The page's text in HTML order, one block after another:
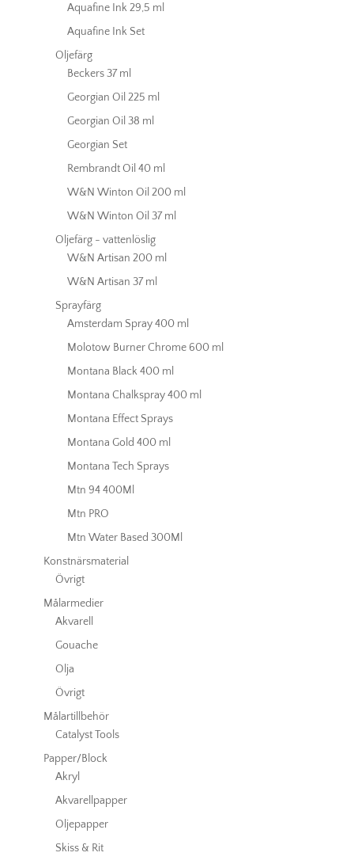
Aquafine Ink 29,5 ml
Aquafine Ink Set
Oljefärg
Beckers 37 ml
Georgian Oil 225 ml
Georgian Oil 38 ml
Georgian Set
Rembrandt Oil 40 ml
W&N Winton Oil 200 ml
W&N Winton Oil 37 ml
Oljefärg - vattenlöslig
W&N Artisan 200 ml
W&N Artisan 37 ml
Sprayfärg
Amsterdam Spray 400 ml
Molotow Burner Chrome 600 ml
Montana Black 400 ml
Montana Chalkspray 400 ml
Montana Effect Sprays
Montana Gold 400 ml
Montana Tech Sprays
Mtn 94 400Ml
Mtn PRO
Mtn Water Based 300Ml
Konstnärsmaterial
Övrigt
Målarmedier
Akvarell
Gouache
Olja
Övrigt
Målartillbehör
Catalyst Tools
Papper/Block
Akryl
Akvarellpapper
Oljepapper
Skiss & Rit